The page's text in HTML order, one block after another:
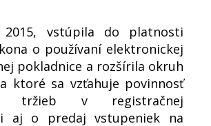
vstúpila do platnosti
o používaní elektronickej
pokladnice a rozšírila okruh
ktoré sa vzťahuje povinnosť
tržieb v registračnej
aj o predaj vstupeniek na